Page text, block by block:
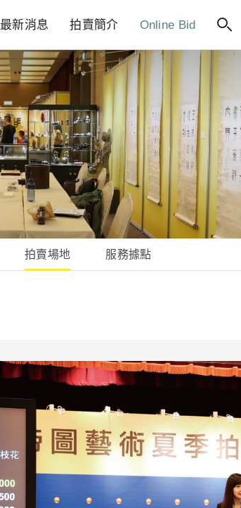
最新消息 拍賣簡介 Online Bid
拍賣場地 服務據點